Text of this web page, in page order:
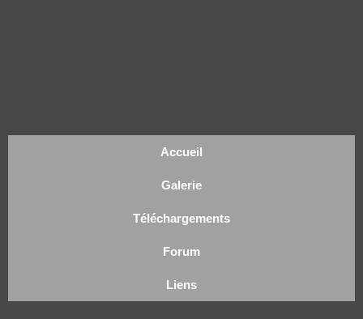
Accueil
Galerie
Téléchargements
Forum
Liens